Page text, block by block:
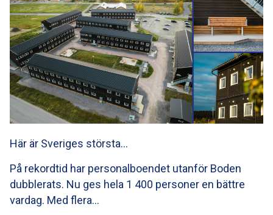
Här är Sveriges största…
På rekordtid har personalboendet utanför Boden
dubblerats. Nu ges hela 1 400 personer en bättre
vardag. Med flera…